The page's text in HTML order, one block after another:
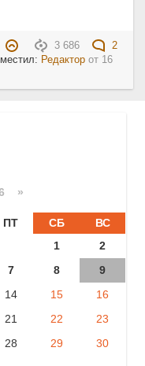
3 686
2
Редактор от 16
»
ПТ СБ
ВС
1
2
7 8
9
14 15
16
21 22
23
28 29
30